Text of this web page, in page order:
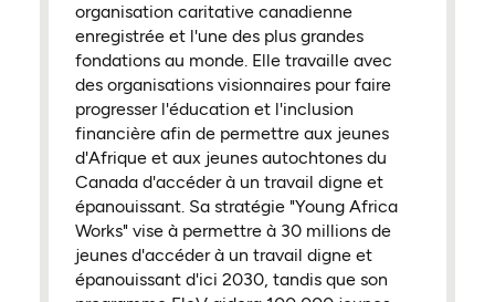
organisation caritative canadienne
enregistrée et l'une des plus grandes
fondations au monde. Elle travaille avec
des organisations visionnaires pour faire
progresser l'éducation et l'inclusion
financière afin de permettre aux jeunes
d'Afrique et aux jeunes autochtones du
Canada d'accéder à un travail digne et
épanouissant. Sa stratégie "Young Africa
Works" vise à permettre à 30 millions de
jeunes d'accéder à un travail digne et
épanouissant d'ici 2030, tandis que son